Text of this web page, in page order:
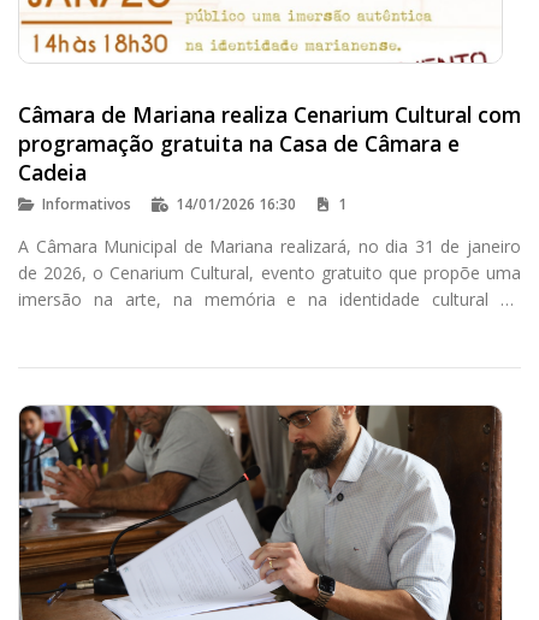
Câmara de Mariana realiza Cenarium Cultural com
programação gratuita na Casa de Câmara e
Cadeia
Informativos 14/01/2026 16:30 1
A Câmara Municipal de Mariana realizará, no dia 31 de janeiro
de 2026, o Cenarium Cultural, evento gratuito que propõe uma
imersão na arte, na memória e na identidade cultural do